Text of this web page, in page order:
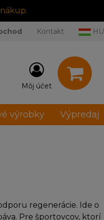
Kontakt HU
Môj účet
výrobky Výpredaj
regenerácie. Ide o
Pre športovcov, ktorí